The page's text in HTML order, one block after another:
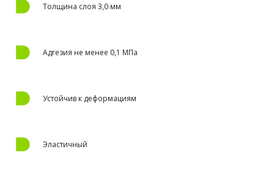
Толщина слоя 3,0 мм
Адгезия не менее 0,1 МПа
Устойчив к деформациям
Эластичный